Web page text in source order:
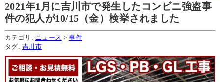
2021年1月に吉川市で発生したコンビニ強盗事
件の犯人が10/15（金）検挙されました
カテゴリ: ニュース >事件
タグ: 吉川市